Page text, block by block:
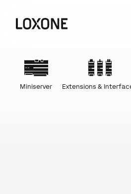
Miniserver Extensions &